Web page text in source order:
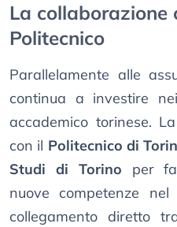
La collaborazione
Politecnico
Parallelamente alle
continua a investire
accademico torinese.
con il Politecnico di
Studi di Torino per
nuove competenze
collegamento diretto